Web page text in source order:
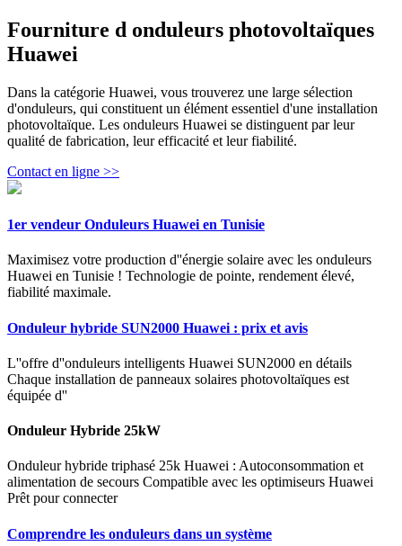
Fourniture d onduleurs photovoltaïques
Huawei
Dans la catégorie Huawei, vous trouverez une large sélection
d'onduleurs, qui constituent un élément essentiel d'une installation
photovoltaïque. Les onduleurs Huawei se distinguent par leur
qualité de fabrication, leur efficacité et leur fiabilité.
Contact en ligne >>
1er vendeur Onduleurs Huawei en Tunisie
Maximisez votre production d''énergie solaire avec les onduleurs
Huawei en Tunisie ! Technologie de pointe, rendement élevé,
fiabilité maximale.
Onduleur hybride SUN2000 Huawei : prix et avis
L''offre d''onduleurs intelligents Huawei SUN2000 en détails
Chaque installation de panneaux solaires photovoltaïques est
équipée d''
Onduleur Hybride 25kW
Onduleur hybride triphasé 25k Huawei : Autoconsommation et
alimentation de secours Compatible avec les optimiseurs Huawei
Prêt pour connecter
Comprendre les onduleurs dans un système